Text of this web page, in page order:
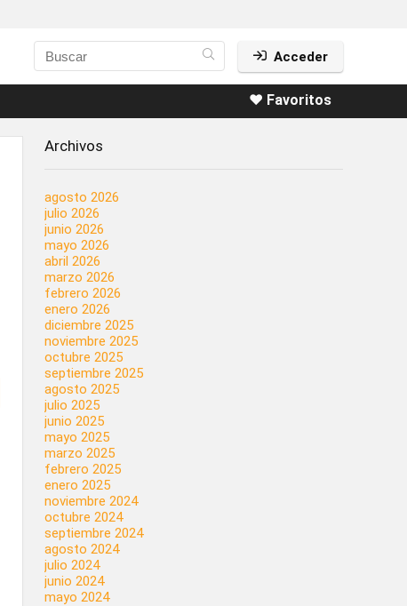
Acceder
❤️ Favoritos
Archivos
agosto 2026
julio 2026
junio 2026
mayo 2026
abril 2026
marzo 2026
febrero 2026
enero 2026
diciembre 2025
noviembre 2025
octubre 2025
septiembre 2025
agosto 2025
julio 2025
junio 2025
mayo 2025
marzo 2025
febrero 2025
enero 2025
noviembre 2024
octubre 2024
septiembre 2024
agosto 2024
julio 2024
junio 2024
mayo 2024